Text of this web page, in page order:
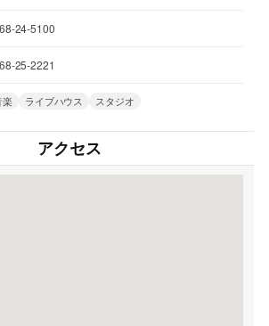
24-5100
25-2221
楽 ライブハウス スタジオ
アクセス